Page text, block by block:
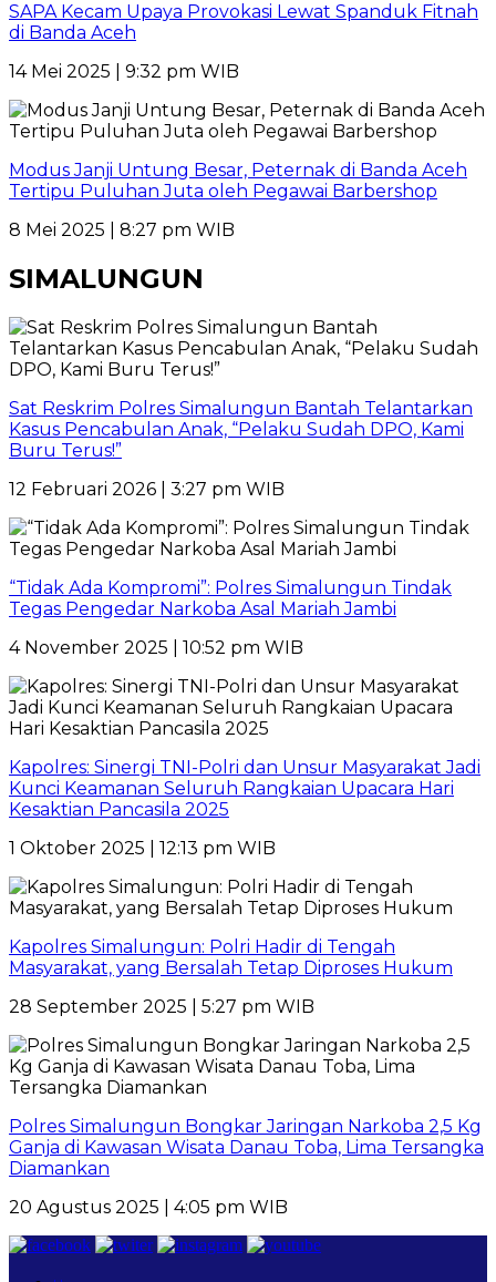
SAPA Kecam Upaya Provokasi Lewat Spanduk Fitnah
di Banda Aceh
14 Mei 2025 | 9:32 pm WIB
Modus Janji Untung Besar, Peternak di Banda Aceh
Tertipu Puluhan Juta oleh Pegawai Barbershop
8 Mei 2025 | 8:27 pm WIB
SIMALUNGUN
Sat Reskrim Polres Simalungun Bantah Telantarkan
Kasus Pencabulan Anak, “Pelaku Sudah DPO, Kami
Buru Terus!”
12 Februari 2026 | 3:27 pm WIB
“Tidak Ada Kompromi”: Polres Simalungun Tindak
Tegas Pengedar Narkoba Asal Mariah Jambi
4 November 2025 | 10:52 pm WIB
Kapolres: Sinergi TNI-Polri dan Unsur Masyarakat Jadi
Kunci Keamanan Seluruh Rangkaian Upacara Hari
Kesaktian Pancasila 2025
1 Oktober 2025 | 12:13 pm WIB
Kapolres Simalungun: Polri Hadir di Tengah
Masyarakat, yang Bersalah Tetap Diproses Hukum
28 September 2025 | 5:27 pm WIB
Polres Simalungun Bongkar Jaringan Narkoba 2,5 Kg
Ganja di Kawasan Wisata Danau Toba, Lima Tersangka
Diamankan
20 Agustus 2025 | 4:05 pm WIB